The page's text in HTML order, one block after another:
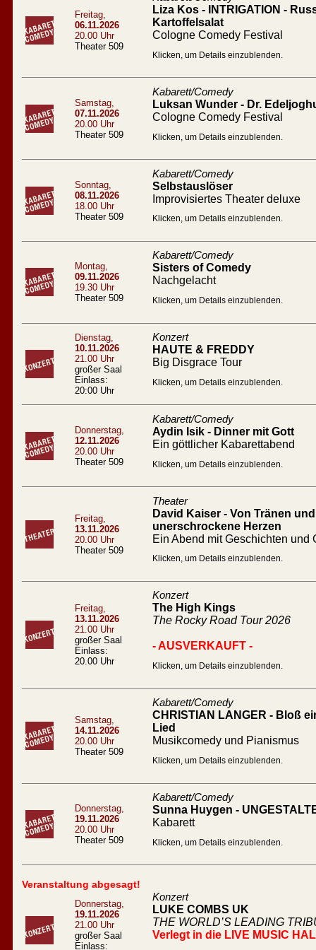
Freitag,
06.11.2026
20.00 Uhr
Theater 509
Liza Kos - INTRIGATION -
Kartoffelsalat
Cologne Comedy Festival
Klicken, um Details einzublenden.
Samstag,
07.11.2026
20.00 Uhr
Theater 509
Kabarett/Comedy
Luksan Wunder - Dr.
Cologne Comedy Festival
Klicken, um Details einzublenden.
Sonntag,
08.11.2026
18.00 Uhr
Theater 509
Kabarett/Comedy
Selbstauslöser
Improvisiertes Theater deluxe
Klicken, um Details einzublenden.
Montag,
09.11.2026
19.30 Uhr
Theater 509
Kabarett/Comedy
Sisters of Comedy
Nachgelacht
Klicken, um Details einzublenden.
Dienstag,
10.11.2026
21.00 Uhr
großer Saal
Einlass:
20:00 Uhr
Konzert
HAUTE & FREDDY
Big Disgrace Tour
Klicken, um Details einzublenden.
Donnerstag,
12.11.2026
20.00 Uhr
Theater 509
Kabarett/Comedy
Aydin Isik - Dinner mit Gott
Ein göttlicher Kabarettabend
Klicken, um Details einzublenden.
Freitag,
13.11.2026
20.00 Uhr
Theater 509
Theater
David Kaiser - Von Tränen
unerschrockene Herzen
Ein Abend mit Geschichten und
Klicken, um Details einzublenden.
Freitag,
13.11.2026
21.00 Uhr
großer Saal
Einlass:
20.00 Uhr
Konzert
The High Kings
The Rocky Road Tour 2026
- AUSVERKAUFT -
Klicken, um Details einzublenden.
Samstag,
14.11.2026
20.00 Uhr
Theater 509
Kabarett/Comedy
CHRISTIAN LANGER - Bloß
Lied
Musikcomedy und Pianismus
Klicken, um Details einzublenden.
Donnerstag,
19.11.2026
20.00 Uhr
Theater 509
Kabarett/Comedy
Sunna Huygen -
Kabarett
Klicken, um Details einzublenden.
Veranstaltung abgesagt!
Donnerstag,
19.11.2026
21.00 Uhr
großer Saal
Einlass:
Konzert
LUKE COMBS UK
THE WORLD’S LEADING
Verlegt in die LIVE MUSIC